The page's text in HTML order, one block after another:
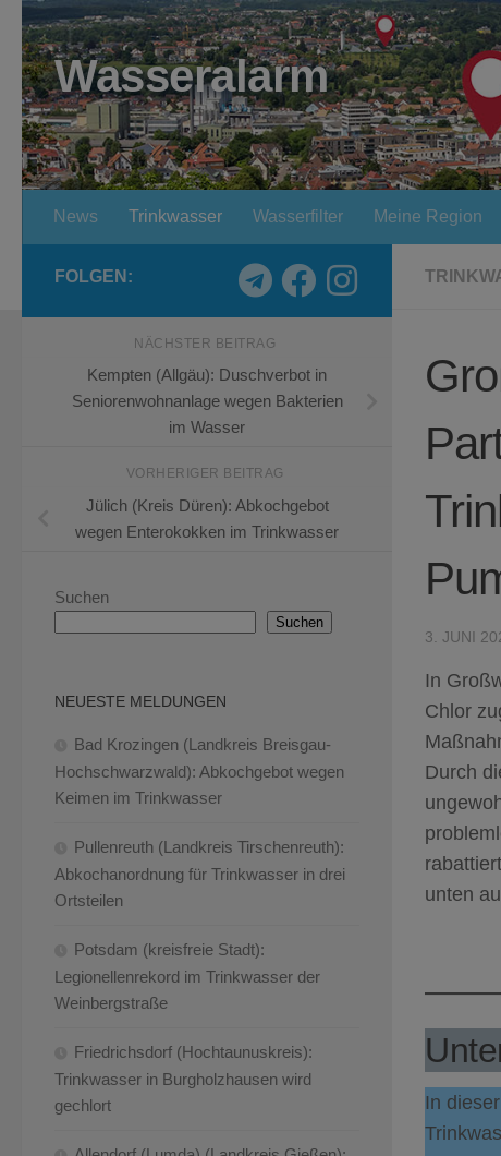
Zum Inhalt springen
Wasseralarm
News Trinkwasser Wasserfilter Meine Region
3. JUNI
In
Chlor
Durch
unten
In
FOLGEN:
NÄCHSTER BEITRAG
Kempten (Allgäu): Duschverbot in
Seniorenwohnanlage wegen Bakterien
im Wasser
VORHERIGER BEITRAG
Jülich (Kreis Düren): Abkochgebot
wegen Enterokokken im Trinkwasser
Suchen
Suchen
NEUESTE MELDUNGEN
Bad Krozingen (Landkreis Breisgau-
Hochschwarzwald): Abkochgebot wegen
Keimen im Trinkwasser
Pullenreuth (Landkreis Tirschenreuth):
Abkochanordnung für Trinkwasser in drei
Ortsteilen
Potsdam (kreisfreie Stadt):
Legionellenrekord im Trinkwasser der
Weinbergstraße
Friedrichsdorf (Hochtaunuskreis):
Trinkwasser in Burgholzhausen wird
gechlort